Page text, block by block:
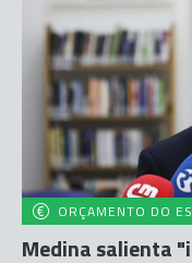
ORÇAMENTO DO
Medina salienta